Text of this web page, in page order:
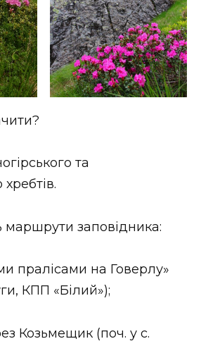
та
маршрути заповідника:
пралісами на Говерлу»
КПП «Білий»);
Козьмещик (поч. у с.